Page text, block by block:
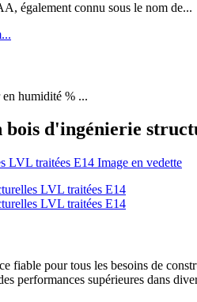
également connu sous le nom de...
en humidité % ...
bois d'ingénierie
pour tous les besoins de
supérieures dans